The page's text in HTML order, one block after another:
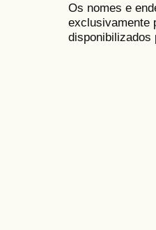
Os nomes e
exclusivamente
disponibilizados